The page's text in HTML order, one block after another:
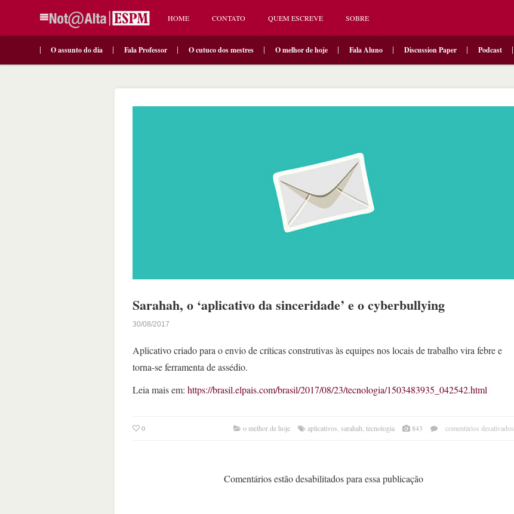
HOME CONTATO QUEM ESCREVE SOBRE
O assunto do dia Fala Professor O cutuco dos mestres O melhor de hoje Fala Aluno Discussion Paper Podcast
Sarahah, o ‘aplicativo da sinceridade’ e o cyberbullying
30/08/2017
Aplicativo criado para o envio de críticas construtivas às equipes nos locais de trabalho vira febre e
torna-se ferramenta de assédio.
Leia mais em: https://brasil.elpais.com/brasil/2017/08/23/tecnologia/1503483935_042542.html
0 o melhor de hoje aplicativos, sarahah, tecnologia 843 comentários desativados
Comentários estão desabilitados para essa publicação